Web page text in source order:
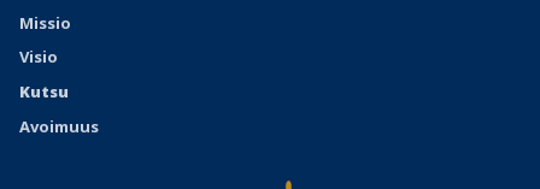
Missio
Visio
Kutsu
Avoimuus